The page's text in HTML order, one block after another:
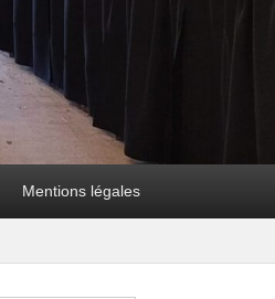
Mentions légales